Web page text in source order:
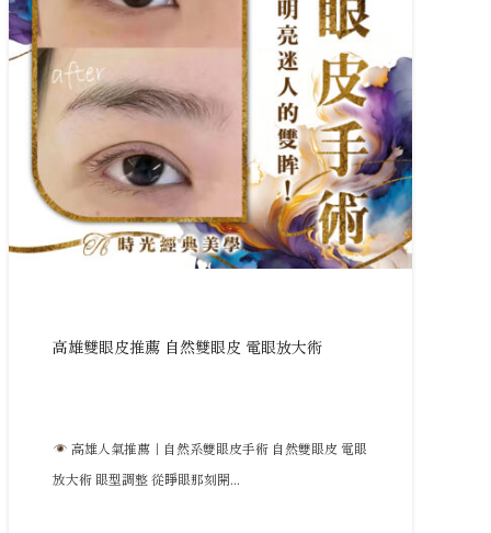
高雄雙眼皮推薦 自然雙眼皮 電眼放大術
高雄人氣推薦｜自然系雙眼皮手術 自然雙眼皮 電眼
放大術 眼型調整 從睜眼那刻開...